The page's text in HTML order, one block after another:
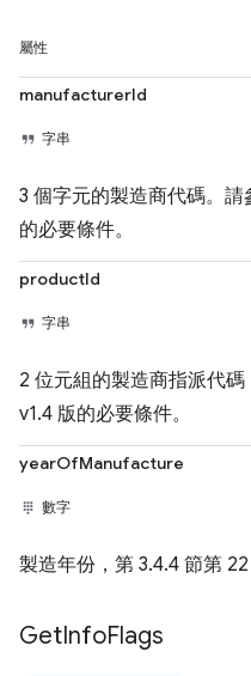
屬性
manufacturerId
字串
3 個字元的製造商代碼。請
的必要條件。
productId
字串
2 位元組的製造商指派代碼
v1.4 版的必要條件。
yearOfManufacture
數字
製造年份，第 3.4.4 節第 22
GetInfoFlags